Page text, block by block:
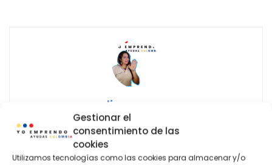
Gestionar el
consentimiento de las
cookies
Utilizamos tecnologías como las cookies para almacenar y/o
linacoram